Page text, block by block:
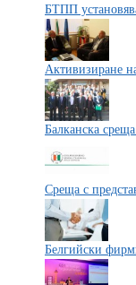
БТПП
Активизиране
Балканска
Среща с
Белгийски